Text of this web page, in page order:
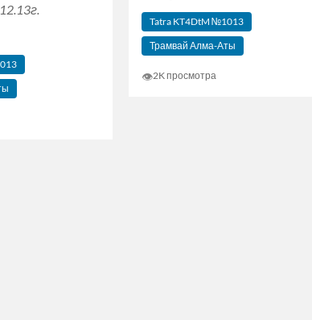
Tatra KT4DtM №1013
Трамвай Алма-Аты
👁2K просмотра